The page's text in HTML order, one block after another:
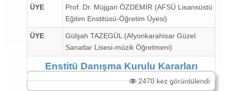
ÜYE
Prof. Dr. Müjgan ÖZDEMİR (AFSÜ Lisansüstü
Eğitim Enstitüsü-Öğretim Üyesi)
ÜYE
Gülşah TAZEGÜL (Afyonkarahisar Güzel
Sanatlar Lisesi-müzik Öğretmeni)
Enstitü Danışma Kurulu Kararları
2478 kez görüntülendi